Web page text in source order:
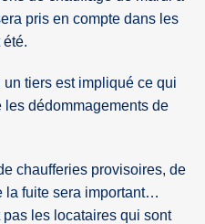
pris en compte dans les
tiers est impliqué ce qui
les dédommagements de
chaufferies provisoires, de
la fuite sera important…
les locataires qui sont